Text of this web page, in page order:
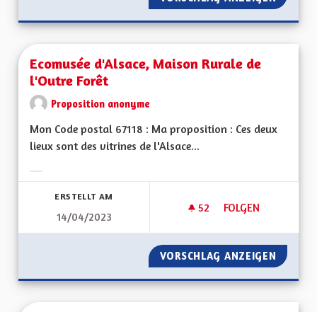
Ecomusée d'Alsace, Maison Rurale de
l'Outre Forêt
Proposition anonyme
Mon Code postal 67118 : Ma proposition : Ces deux
lieux sont des vitrines de l'Alsace...
ERSTELLT AM
14/04/2023
52 52 FOLLOWER
FOLGEN
ECOMUSÉE
VORSCHLAG ANZEIGEN